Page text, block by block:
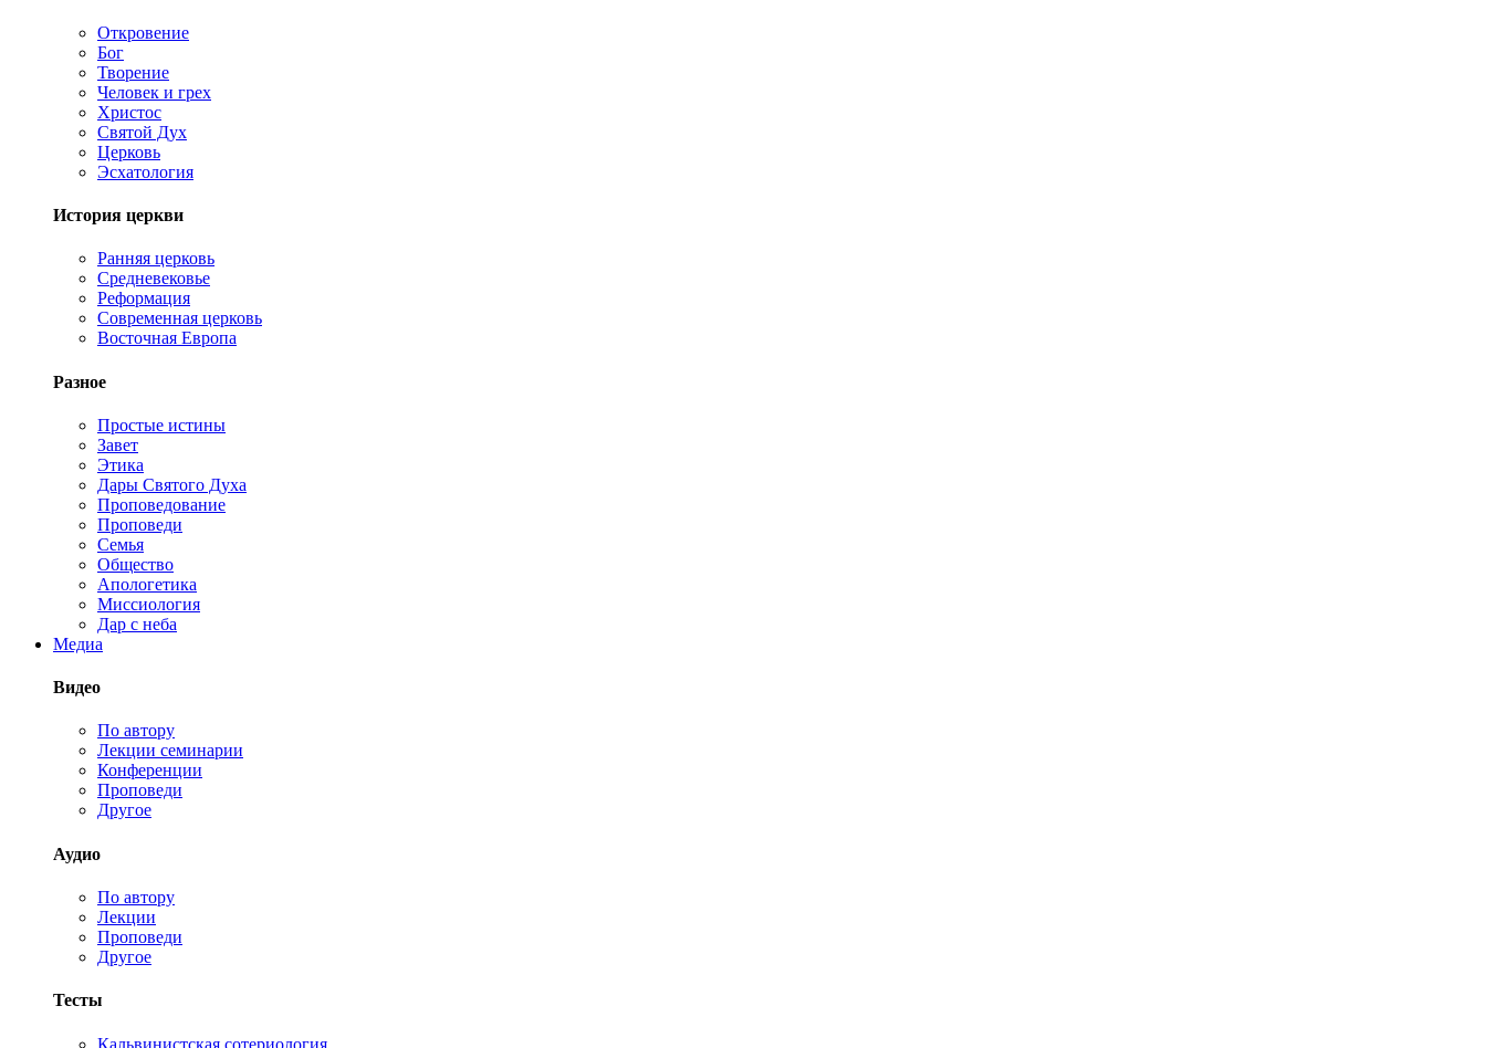
Откровение
Бог
Творение
Человек и грех
Христос
Святой Дух
Церковь
Эсхатология
История церкви
Ранняя церковь
Средневековье
Реформация
Современная церковь
Восточная Европа
Разное
Простые истины
Завет
Этика
Дары Святого Духа
Проповедование
Проповеди
Семья
Общество
Апологетика
Миссиология
Дар с неба
Медиа
Видео
По автору
Лекции семинарии
Конференции
Проповеди
Другое
Аудио
По автору
Лекции
Проповеди
Другое
Тесты
Кальвинистская сотериология